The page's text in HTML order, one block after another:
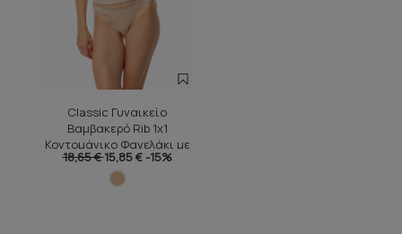
Classic Γυναικείο
Βαμβακερό Rib 1x1
Κοντομάνικο Φανελάκι με
Σατέν Ρέλι 2τμχ
18,65 €15,85 € -15%